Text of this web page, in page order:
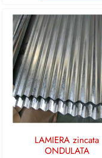
LAMIERA zincata
ONDULATA